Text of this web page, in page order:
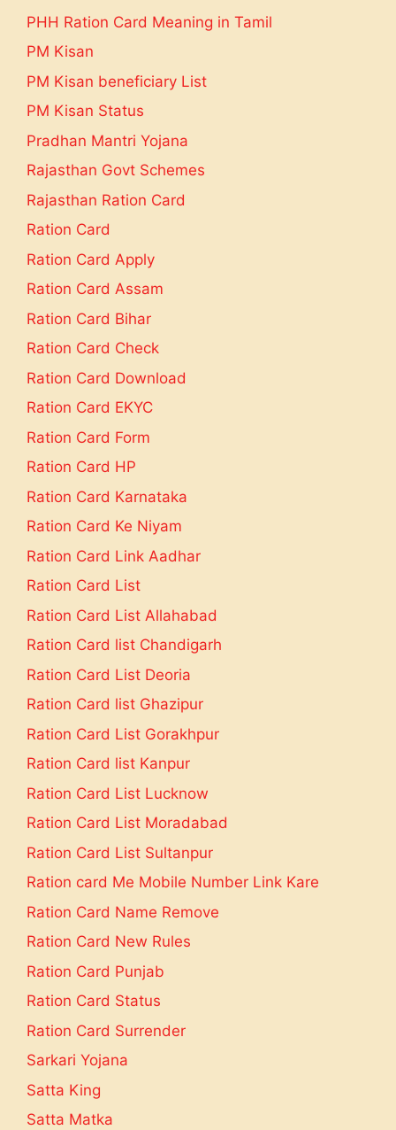
PHH Ration Card Meaning in Tamil
PM Kisan
PM Kisan beneficiary List
PM Kisan Status
Pradhan Mantri Yojana
Rajasthan Govt Schemes
Rajasthan Ration Card
Ration Card
Ration Card Apply
Ration Card Assam
Ration Card Bihar
Ration Card Check
Ration Card Download
Ration Card EKYC
Ration Card Form
Ration Card HP
Ration Card Karnataka
Ration Card Ke Niyam
Ration Card Link Aadhar
Ration Card List
Ration Card List Allahabad
Ration Card list Chandigarh
Ration Card List Deoria
Ration Card list Ghazipur
Ration Card List Gorakhpur
Ration Card list Kanpur
Ration Card List Lucknow
Ration Card List Moradabad
Ration Card List Sultanpur
Ration card Me Mobile Number Link Kare
Ration Card Name Remove
Ration Card New Rules
Ration Card Punjab
Ration Card Status
Ration Card Surrender
Sarkari Yojana
Satta King
Satta Matka